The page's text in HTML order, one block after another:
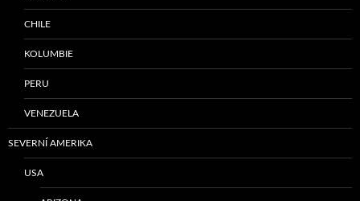
CHILE
KOLUMBIE
PERU
VENEZUELA
SEVERNÍ AMERIKA
USA